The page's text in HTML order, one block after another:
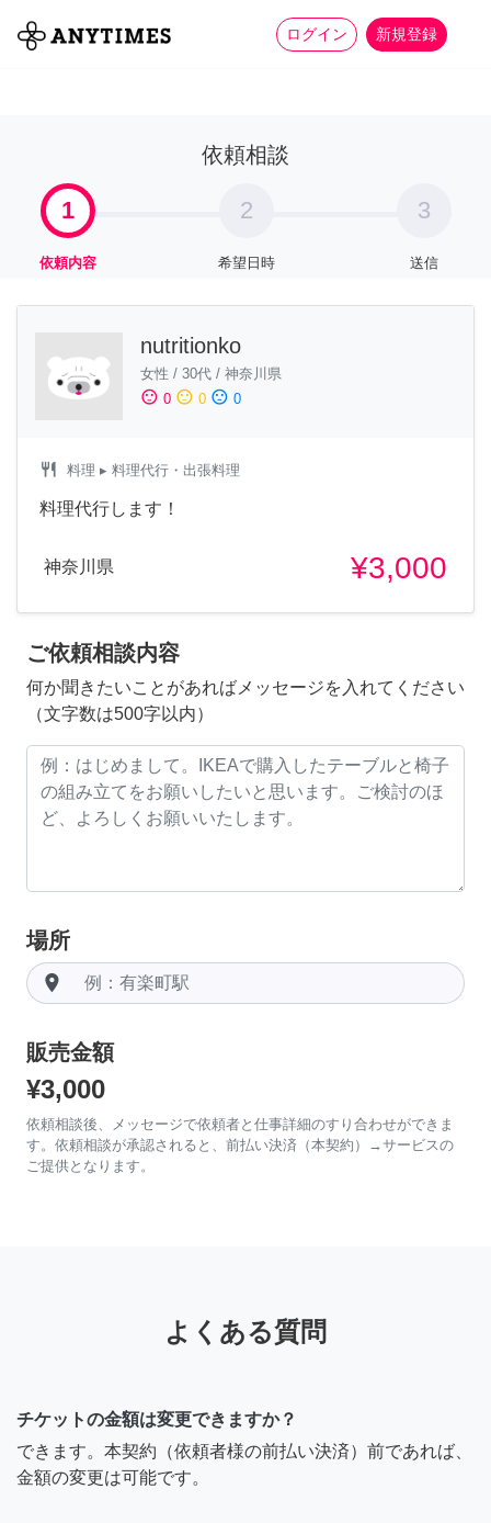
ログイン 新規登録
全て 家事 more_horiz
依頼相談
1
依頼内容
2
希望日時
3
送信
nutritionko
女性 / 30代 / 神奈川県
sentiment_satisfied 0 sentiment_neutral 0 sentiment_dissatisfied 0
restaurant 料理 ▸ 料理代行・出張料理
料理代行します！
神奈川県 ¥3,000
ご依頼相談内容
何か聞きたいことがあればメッセージを入れてください
（文字数は500字以内）
場所
room
販売金額
¥3,000
依頼相談後、メッセージで依頼者と仕事詳細のすり合わせができま
す。依頼相談が承認されると、前払い決済（本契約）→サービスの
ご提供となります。
よくある質問
チケットの金額は変更できますか？
できます。本契約（依頼者様の前払い決済）前であれば、
金額の変更は可能です。